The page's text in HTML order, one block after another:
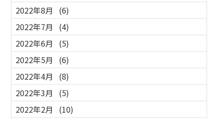
2022年8月
(6)
2022年7月
(4)
2022年6月
(5)
2022年5月
(6)
2022年4月
(8)
2022年3月
(5)
2022年2月
(10)